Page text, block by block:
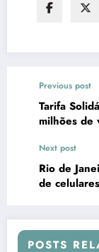
Previous post
Tarifa
milhões de
Next post
Rio de Janeiro
de celulares
POSTS